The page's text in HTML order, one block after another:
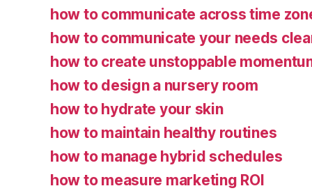
how to communicate across time
how to communicate your needs
how to create unstoppable
how to design a nursery room
how to hydrate your skin
how to maintain healthy routines
how to manage hybrid schedules
how to measure marketing ROI